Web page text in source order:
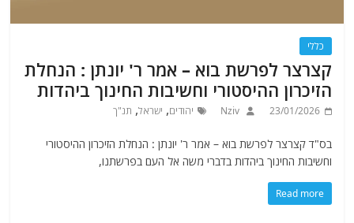
כללי
קצרצר לפרשת בוא – אמר ר' יונתן : הנחלת
הזיכרון ההיסטורי וחשיבות החינוך ביהדות
23/01/2026
Nziv יהודים, ישראל, תנ"ך
בס"ד קצרצר לפרשת בוא – אמר ר' יונתן : הנחלת הזיכרון ההיסטורי
וחשיבות החינוך ביהדות בדברי משה אל העם בפרשתנו,
Read more